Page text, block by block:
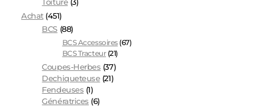
Toiture (3)
Achat (451)
BCS (88)
BCS Accessoires (67)
BCS Tracteur (21)
Coupes-Herbes (37)
Dechiqueteuse (21)
Fendeuses (1)
Génératrices (6)